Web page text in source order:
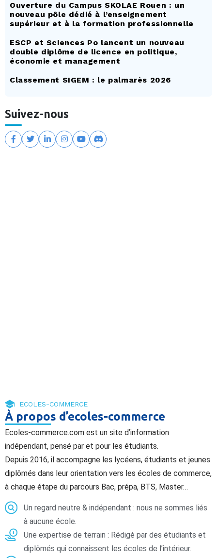
Ouverture du Campus SKOLAE Rouen : un
nouveau pôle dédié à l’enseignement
supérieur et à la formation professionnelle
ESCP et Sciences Po lancent un nouveau
double diplôme de licence en politique,
économie et management
Classement SIGEM : le palmarès 2026
Suivez-nous
ECOLES-COMMERCE
À propos d’ecoles-commerce
Ecoles-commerce.com est un site d’information
indépendant, pensé par et pour les étudiants.
Depuis 2016, il accompagne les lycéens, étudiants et jeunes
diplômés dans leur orientation vers les écoles de commerce,
à chaque étape du parcours Bac, prépa, BTS, Master…
Un regard neutre & indépendant : nous ne sommes liés
à aucune école.
Une expertise de terrain : Rédigé par des étudiants et
diplômés qui connaissent les écoles de l’intérieur.